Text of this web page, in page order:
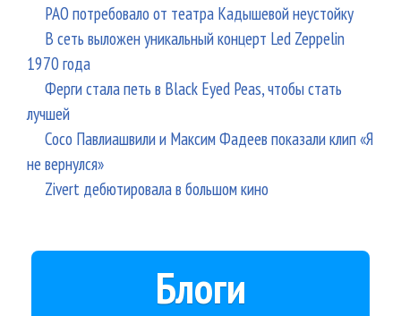
РАО потребовало от театра Кадышевой неустойку
В сеть выложен уникальный концерт Led Zeppelin
1970 года
Ферги стала петь в Black Eyed Peas, чтобы стать
лучшей
Сосо Павлиашвили и Максим Фадеев показали клип «Я
не вернулся»
Zivert дебютировала в большом кино
Блоги